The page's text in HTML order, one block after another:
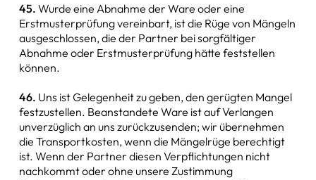
45. Wurde eine Abnahme der Ware oder eine
Erstmusterprüfung vereinbart, ist die Rüge von Mängeln
ausgeschlossen, die der Partner bei sorgfältiger
Abnahme oder Erstmusterprüfung hätte feststellen
können.
46. Uns ist Gelegenheit zu geben, den gerügten Mangel
festzustellen. Beanstandete Ware ist auf Verlangen
unverzüglich an uns zurückzusenden; wir übernehmen
die Transportkosten, wenn die Mängelrüge berechtigt
ist. Wenn der Partner diesen Verpflichtungen nicht
nachkommt oder ohne unsere Zustimmung